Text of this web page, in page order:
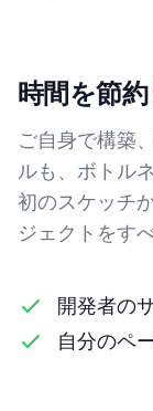
時間を節
ご自身で構築
ルも、ボトル
初のスケッチ
ジェクトをす
開発者の
自分のペ